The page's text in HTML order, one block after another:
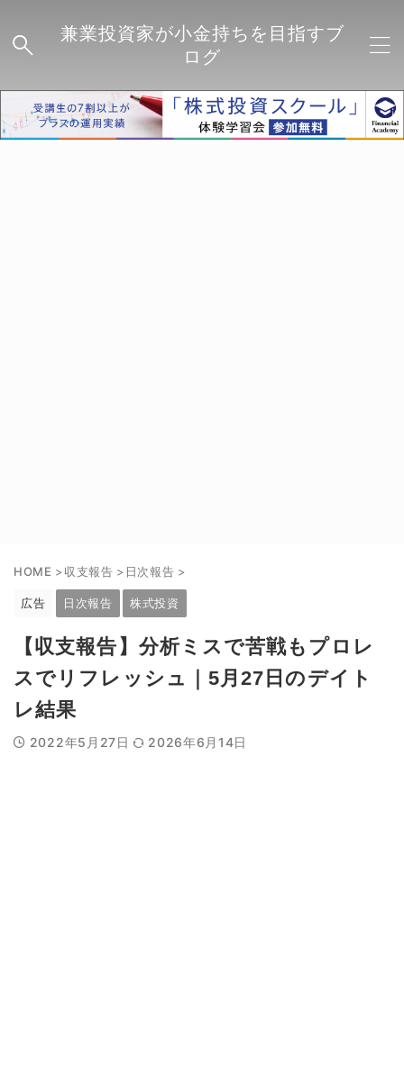
兼業投資家が小金持ちを目指すブ
ログ
HOME >収支報告 > 日次報告 >
広告 日次報告 株式投資
【収支報告】分析ミスで苦戦もプロレ
スでリフレッシュ｜5月27日のデイト
レ結果
2022年5月27日 2026年6月14日